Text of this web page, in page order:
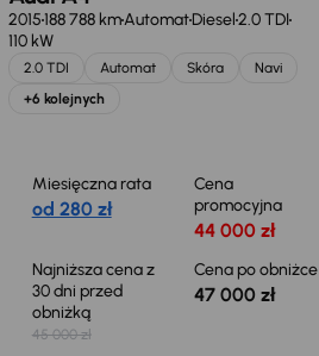
2015188 788 kmAutomatDiesel2.0 TDI
110 kW
2.0 TDI Automat Skóra
Navi
+6 kolejnych
Miesięczna rata
od 280 zł
Cena
promocyjna
44 000 zł
Najniższa cena z
30 dni przed
obniżką
45 000 zł
Cena po obniżce
47 000 zł